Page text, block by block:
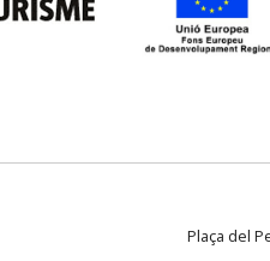
Plaça del